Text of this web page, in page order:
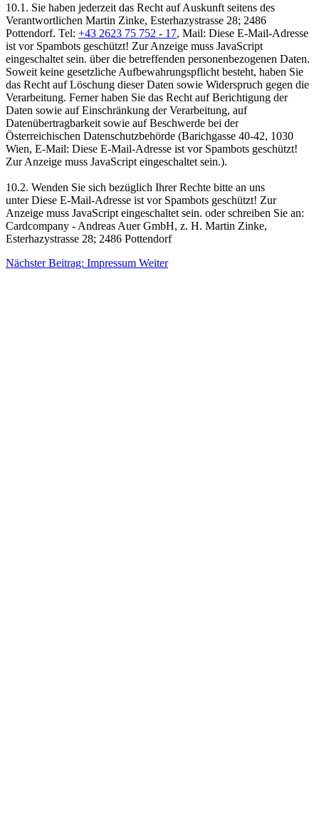
10.1. Sie haben jederzeit das Recht auf Auskunft seitens des
Verantwortlichen Martin Zinke, Esterhazystrasse 28; 2486
Pottendorf. Tel: +43 2623 75 752 - 17, Mail: Diese E-Mail-Adresse
ist vor Spambots geschützt! Zur Anzeige muss JavaScript
eingeschaltet sein. über die betreffenden personenbezogenen Daten.
Soweit keine gesetzliche Aufbewahrungspflicht besteht, haben Sie
das Recht auf Löschung dieser Daten sowie Widerspruch gegen die
Verarbeitung. Ferner haben Sie das Recht auf Berichtigung der
Daten sowie auf Einschränkung der Verarbeitung, auf
Datenübertragbarkeit sowie auf Beschwerde bei der
Österreichischen Datenschutzbehörde (Barichgasse 40-42, 1030
Wien, E-Mail: Diese E-Mail-Adresse ist vor Spambots geschützt!
Zur Anzeige muss JavaScript eingeschaltet sein.).
10.2. Wenden Sie sich bezüglich Ihrer Rechte bitte an uns
unterDiese E-Mail-Adresse ist vor Spambots geschützt! Zur
Anzeige muss JavaScript eingeschaltet sein. oder schreiben Sie an:
Cardcompany - Andreas Auer GmbH, z. H. Martin Zinke,
Esterhazystrasse 28; 2486 Pottendorf
Nächster Beitrag: Impressum Weiter